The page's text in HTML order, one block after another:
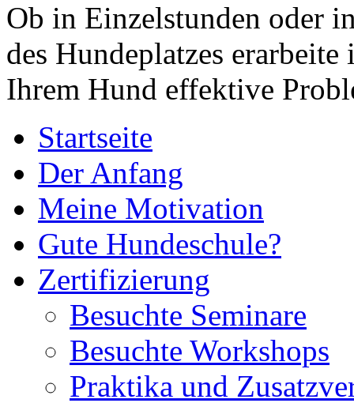
Ob in Einzelstunden oder
des Hundeplatzes
Ihrem Hund effektive
Startseite
Der Anfang
Meine Motivation
Gute Hundeschule?
Zertifizierung
Besuchte Seminare
Besuchte Workshops
Praktika und